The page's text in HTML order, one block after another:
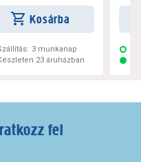
Kosárba
3 munkanap
23 áruházban
fel